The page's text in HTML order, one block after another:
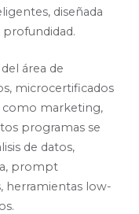
diseñada
área de
microcertificados
como marketing,
programas se
de datos,
prompt
herramientas low-